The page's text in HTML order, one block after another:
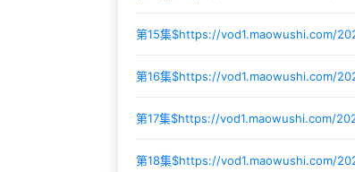
第15集$https://vod1.maowushi.com/
第16集$https://vod1.maowushi.com/
第17集$https://vod1.maowushi.com/
第18集$https://vod1.maowushi.com/